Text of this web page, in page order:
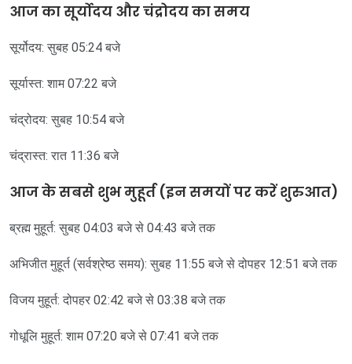
आज का सूर्योदय और चंद्रोदय का समय
सूर्योदय: सुबह 05:24 बजे
सूर्यास्त: शाम 07:22 बजे
चंद्रोदय: सुबह 10:54 बजे
चंद्रास्त: रात 11:36 बजे
आज के सबसे शुभ मुहूर्त (इन समयों पर करें शुरुआत)
ब्रह्म मुहूर्त: सुबह 04:03 बजे से 04:43 बजे तक
अभिजीत मुहूर्त (सर्वश्रेष्ठ समय): सुबह 11:55 बजे से दोपहर 12:51 बजे तक
विजय मुहूर्त: दोपहर 02:42 बजे से 03:38 बजे तक
गोधूलि मुहूर्त: शाम 07:20 बजे से 07:41 बजे तक